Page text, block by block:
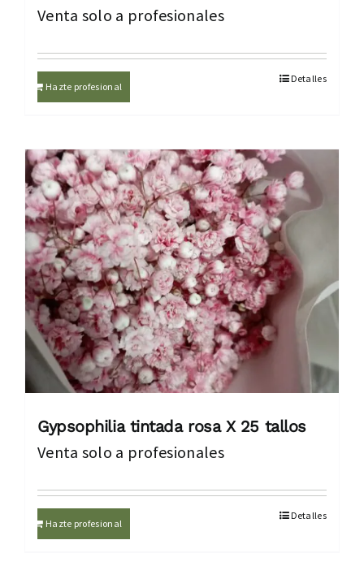
Venta solo a profesionales
Hazte profesional
Detalles
Gypsophilia tintada rosa X 25 tallos
Venta solo a profesionales
Hazte profesional
Detalles